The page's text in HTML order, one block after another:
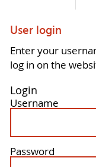
User login
Enter your
log in on the
Login
Username
Password